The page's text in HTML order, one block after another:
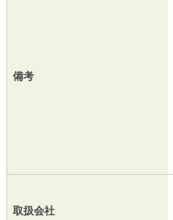
備考
取扱会社